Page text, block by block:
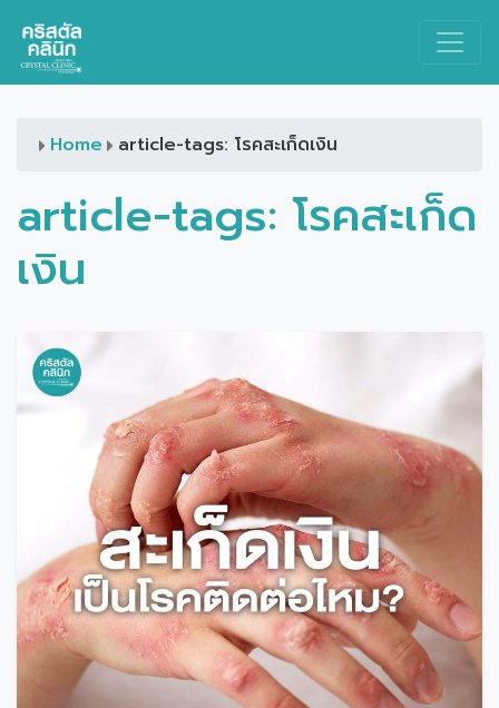
Main Navigation
Home article-tags: โรคสะเก็ดเงิน
article-tags: โรคสะเก็ด
เงิน